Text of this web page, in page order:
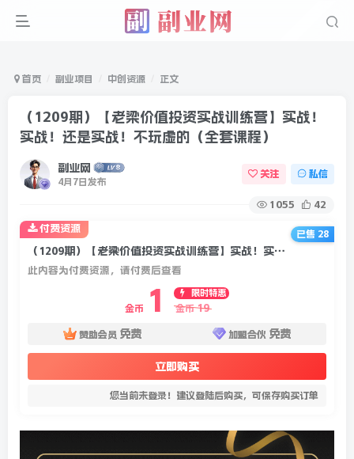
首页 副业项目 中创资源 正文
（1209期）【老梁价值投资实战训练营】实战！
实战！还是实战！不玩虚的（全套课程）
副业网
4月7日发布
关注 私信
1055 42
（1209期）【老梁价值投资实战训练营】实战！实战！还是实战！不玩虚的（全套课程）
此内容为付费资源，请付费后查看
金币 1
限时特惠
金币 19
赞助会员 免费 加盟合伙 免费
立即购买
您当前未登录！建议登陆后购买，可保存购买订单
付费资源
已售 28